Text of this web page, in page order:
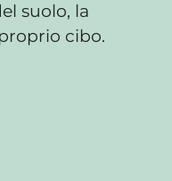
suolo, la
cibo.